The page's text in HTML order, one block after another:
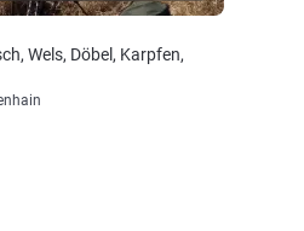
Wels, Döbel, Karpfen,